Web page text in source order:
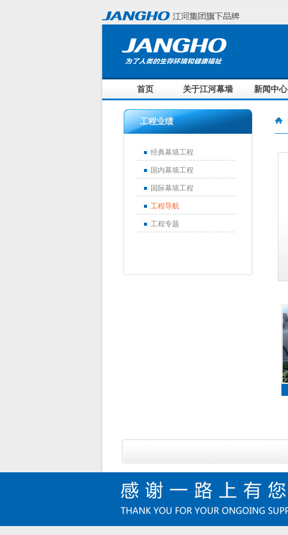
首页 关于江河幕墙 新闻中心
工程业绩
经典幕墙工程
国内幕墙工程
国际幕墙工程
工程导航
工程专题